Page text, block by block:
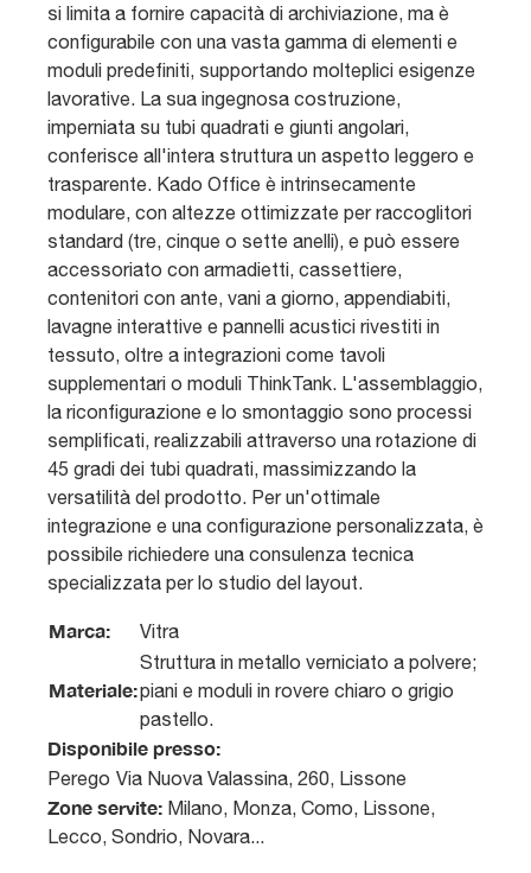
si limita a fornire capacità di archiviazione, ma è
configurabile con una vasta gamma di elementi e
moduli predefiniti, supportando molteplici esigenze
lavorative. La sua ingegnosa costruzione,
imperniata su tubi quadrati e giunti angolari,
conferisce all'intera struttura un aspetto leggero e
trasparente. Kado Office è intrinsecamente
modulare, con altezze ottimizzate per raccoglitori
standard (tre, cinque o sette anelli), e può essere
accessoriato con armadietti, cassettiere,
contenitori con ante, vani a giorno, appendiabiti,
lavagne interattive e pannelli acustici rivestiti in
tessuto, oltre a integrazioni come tavoli
supplementari o moduli ThinkTank. L'assemblaggio,
la riconfigurazione e lo smontaggio sono processi
semplificati, realizzabili attraverso una rotazione di
45 gradi dei tubi quadrati, massimizzando la
versatilità del prodotto. Per un'ottimale
integrazione e una configurazione personalizzata, è
possibile richiedere una consulenza tecnica
specializzata per lo studio del layout.
Marca: Vitra
Materiale:
Struttura in metallo verniciato a polvere;
piani e moduli in rovere chiaro o grigio
pastello.
Disponibile presso:
Perego Via Nuova Valassina, 260, Lissone
Zone servite: Milano, Monza, Como, Lissone,
Lecco, Sondrio, Novara...